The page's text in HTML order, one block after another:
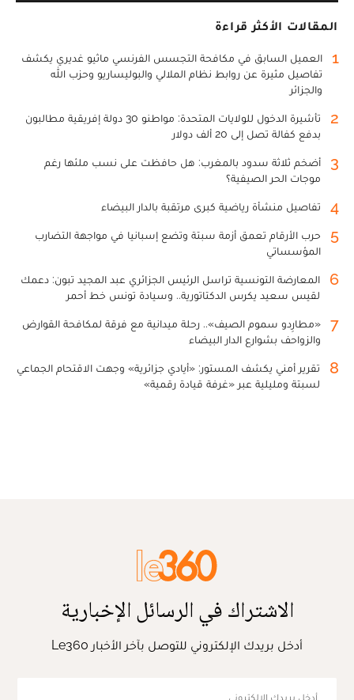
المقالات الأكثر قراءة
1
العميل السابق في مكافحة التجسس الفرنسي ماثيو غديري يكشف
تفاصيل مثيرة عن روابط نظام الملالي والبوليساريو وحزب الله
والجزائر
2
تأشيرة الدخول للولايات المتحدة: مواطنو 30 دولة إفريقية مطالبون
بدفع كفالة تصل إلى 20 ألف دولار
3
أضخم ثلاثة سدود بالمغرب: هل حافظت على نسب ملئها رغم
موجات الحر الصيفية؟
4 تفاصيل منشأة رياضية كبرى مرتقبة بالدار البيضاء
5
حرب الأرقام تعمق أزمة سبتة وتضع إسبانيا في مواجهة التضارب
المؤسساتي
6
المعارضة التونسية تراسل الرئيس الجزائري عبد المجيد تبون: دعمك
لقيس سعيد يكرس الدكتاتورية.. وسيادة تونس خط أحمر
7
«مطارِدو سموم الصيف».. رحلة ميدانية مع فرقة لمكافحة القوارض
والزواحف بشوارع الدار البيضاء
8
تقرير أمني يكشف المستور: «أيادي جزائرية» وجهت الاقتحام الجماعي
لسبتة ومليلية عبر «غرفة قيادة رقمية»
الاشتراك في الرسائل الإخبارية
أدخل بريدك الإلكتروني للتوصل بآخر الأخبار Le360